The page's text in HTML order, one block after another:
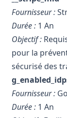
Fournisseur :
Durée : 1 An
Objectif :
pour la
sécurisé des
Fournisseur :
Durée : 1 An